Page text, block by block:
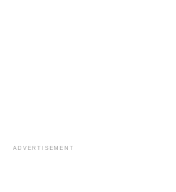
ADVERTISEMENT